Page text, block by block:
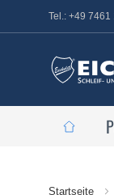
Tel.: +49 7461
Startseite